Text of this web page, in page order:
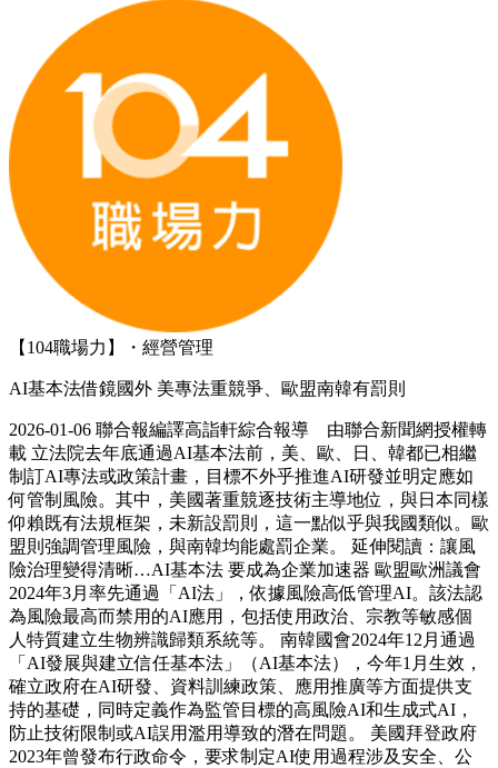
【104職場力】・經營管理
AI基本法借鏡國外 美專法重競爭、歐盟南韓有罰則
2026-01-06 聯合報編譯高詣軒綜合報導 由聯合新聞網授權轉
載 立法院去年底通過AI基本法前，美、歐、日、韓都已相繼
制訂AI專法或政策計畫，目標不外乎推進AI研發並明定應如
何管制風險。其中，美國著重競逐技術主導地位，與日本同樣
仰賴既有法規框架，未新設罰則，這一點似乎與我國類似。歐
盟則強調管理風險，與南韓均能處罰企業。 延伸閱讀：讓風
險治理變得清晰…AI基本法 要成為企業加速器 歐盟歐洲議會
2024年3月率先通過「AI法」，依據風險高低管理AI。該法認
為風險最高而禁用的AI應用，包括使用政治、宗教等敏感個
人特質建立生物辨識歸類系統等。 南韓國會2024年12月通過
「AI發展與建立信任基本法」（AI基本法），今年1月生效，
確立政府在AI研發、資料訓練政策、應用推廣等方面提供支
持的基礎，同時定義作為監管目標的高風險AI和生成式AI，
防止技術限制或AI誤用濫用導致的潛在問題。 美國拜登政府
2023年曾發布行政命令，要求制定AI使用過程涉及安全、公